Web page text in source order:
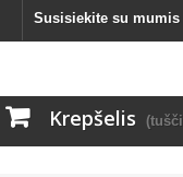
Susisiekite su mumis
Krepšelis